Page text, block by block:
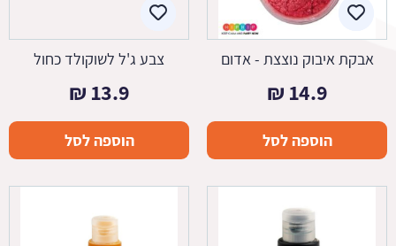
אבקת איבוק נוצצת - אדום
14.9
₪
הוספה לסל
צבע ג'ל לשוקולד כחול
13.9
₪
הוספה לסל